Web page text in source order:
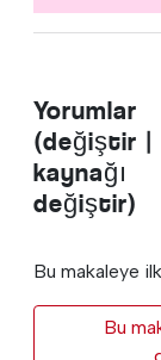
Yorumlar
(değiştir |
kaynağı
değiştir)
Bu makaleye
Bu